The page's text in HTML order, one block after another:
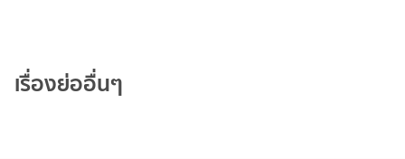
เรื่องย่ออื่นๆ